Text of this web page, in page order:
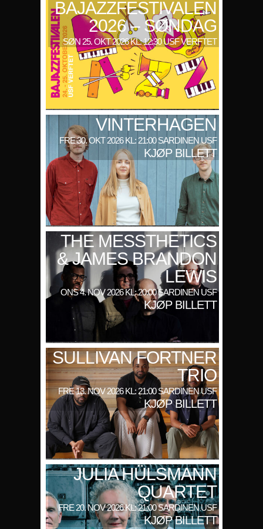
BAJAZZFESTIVALEN
2026 – SØNDAG
SØN 25. OKT 2026 KL: 12:30 USF VERFTET
VINTERHAGEN
FRE 30. OKT 2026 KL: 21:00 SARDINEN USF
KJØP BILLETT
THE MESSTHETICS
& JAMES BRANDON
LEWIS
ONS 4. NOV 2026 KL: 20:00 SARDINEN USF
KJØP BILLETT
SULLIVAN FORTNER
TRIO
FRE 13. NOV 2026 KL: 21:00 SARDINEN USF
KJØP BILLETT
JULIA HÜLSMANN
QUARTET
FRE 20. NOV 2026 KL: 21:00 SARDINEN USF
KJØP BILLETT